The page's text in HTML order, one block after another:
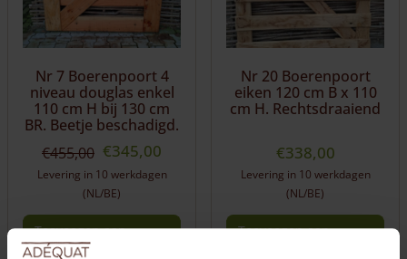
Nr 7 Boerenpoort 4
niveau douglas enkel
110 cm H bij 130 cm
BR. Beetje beschadigd.
€455,00 Oorspronkelijke
prijs
was:
€455,00.
€345,00
prijs
€345,00.
Levering in 10 werkdagen
(NL/BE)
Toevoegen aan
winkelwagen
Nr 20 Boerenpoort
eiken 120 cm B x 110
cm H. Rechtsdraaiend
€338,00
Levering in 10 werkdagen
(NL/BE)
Toevoegen aan